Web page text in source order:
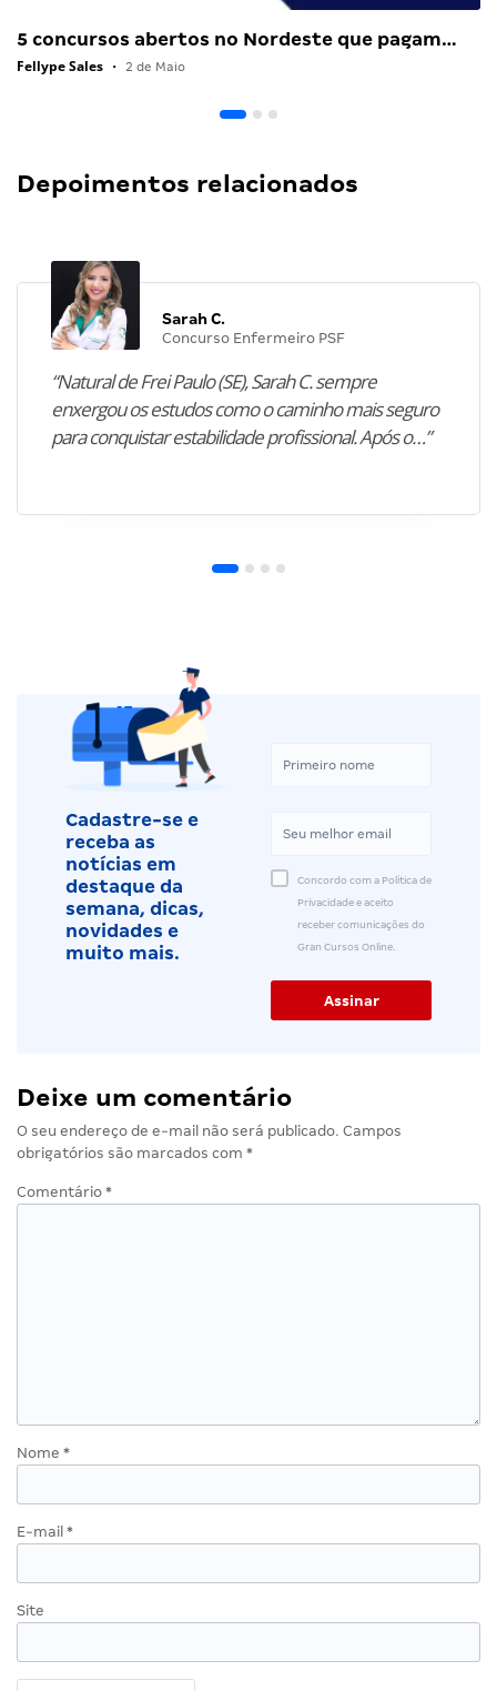
5 concursos abertos no Nordeste que pagam…
Fellype Sales • 2 de Maio
Depoimentos relacionados
Sarah C.
Concurso Enfermeiro PSF
“Natural de Frei Paulo (SE), Sarah C. sempre
enxergou os estudos como o caminho mais seguro
para conquistar estabilidade profissional. Após o…”
Cadastre-se e
receba as
notícias em
destaque da
semana, dicas,
novidades e
muito mais.
Concordo com a Política de
Privacidade e aceito
receber comunicações do
Gran Cursos Online.
Deixe um comentário
O seu endereço de e-mail não será publicado. Campos
obrigatórios são marcados com *
Comentário *
Nome *
E-mail *
Site